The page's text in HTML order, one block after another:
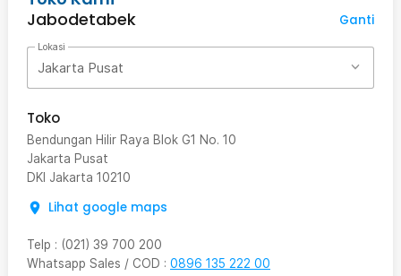
Jabodetabek
Ganti
Lokasi
Jakarta Pusat
Toko
Bendungan Hilir Raya Blok G1 No. 10
Jakarta Pusat
DKI Jakarta 10210
Lihat google maps
Telp : (021) 39 700 200
Whatsapp Sales / COD : 0896 135 222 00